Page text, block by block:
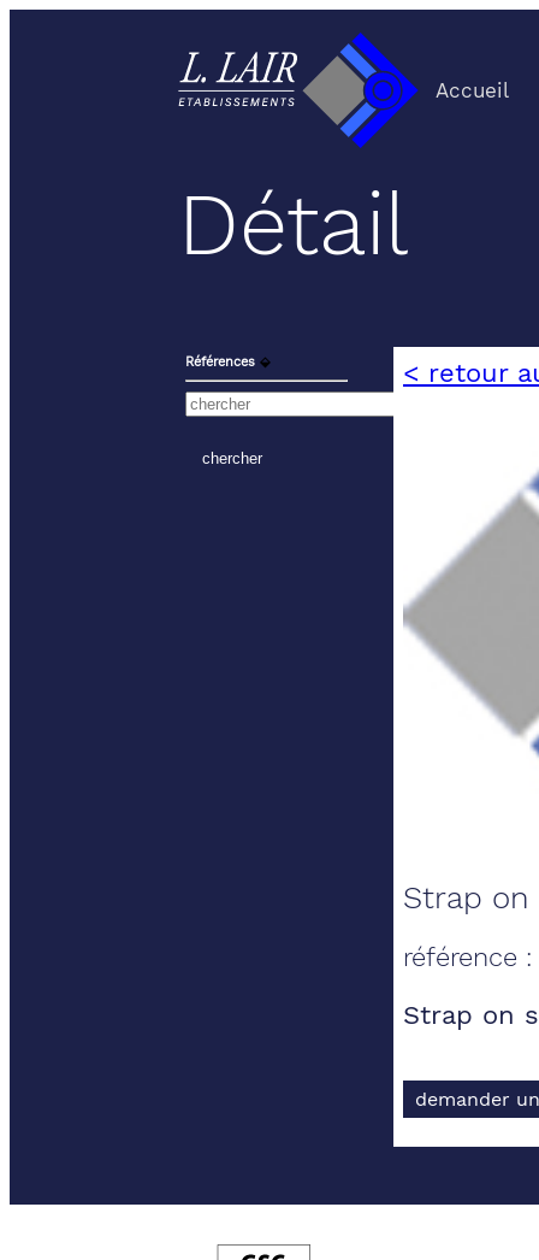
Accueil
Détail
Références ⬙ < retour
Strap on
référence :
Strap on
demander